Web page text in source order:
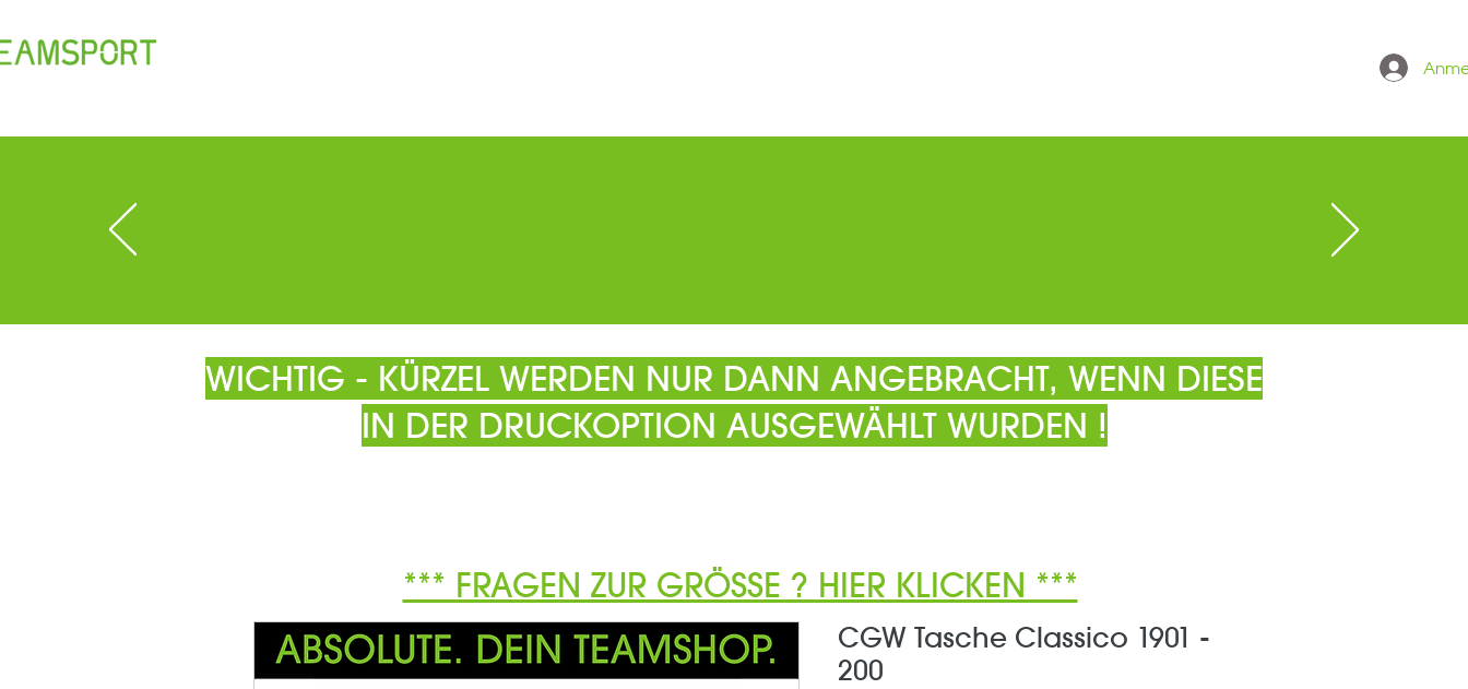
WICHTIG - KÜRZEL WERDEN NUR DANN ANGEBRACHT, WENN DIESE
IN DER DRUCKOPTION AUSGEWÄHLT WURDEN !
CGW Tasche Classico 1901 -
200
*** FRAGEN ZUR GRÖSSE ? HIER KLICKEN ***